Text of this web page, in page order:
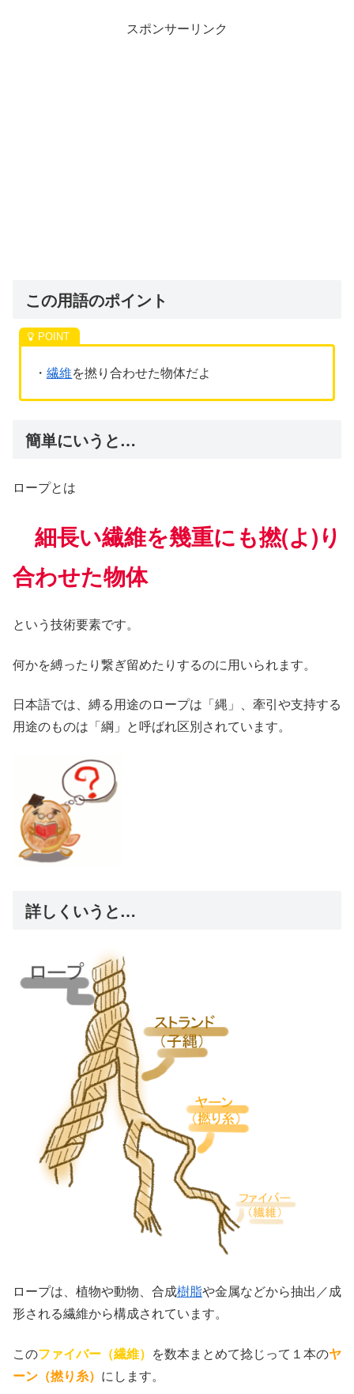
スポンサーリンク
この用語のポイント
・繊維を撚り合わせた物体だよ
簡単にいうと…
ロープとは
細長い繊維を幾重にも撚(よ)り
合わせた物体
という技術要素です。
何かを縛ったり繋ぎ留めたりするのに用いられます。
日本語では、縛る用途のロープは「縄」、牽引や支持する
用途のものは「綱」と呼ばれ区別されています。
詳しくいうと…
ロープは、植物や動物、合成樹脂や金属などから抽出／成
形される繊維から構成されています。
このファイバー（繊維） を数本まとめて捻じって１本のヤ
ーン（撚り糸） にします。